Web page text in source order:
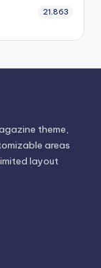
21,863
theme,
areas
layout